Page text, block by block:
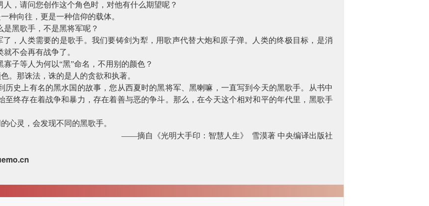
，请问您创作这个角色时，对他有什么期望呢？
种向往，更是一种信仰的载体。
黑歌手，不是黑将军呢？
，人类需要的是歌手。我们要铸剑为犁，用歌声代替大炮和原子弹。人类的终极目标，是消
不会再有战争了。
子等人为何以“黑”命名，不用别的颜色？
。那诛法，诛的是人的贪欲和执著。
史上有名的黑水国的故事，您从西夏时的黑将军、黑喇嘛，一直写到今天的黑歌手。从书中
至终存在着战争和暴力，存在着善与恶的争斗。那么，在今天这个相对和平的年代里，黑歌手
心灵，会发现不同的黑歌手。
——摘自《光明大手印：智慧人生》
雪漠著 中央编译出版社